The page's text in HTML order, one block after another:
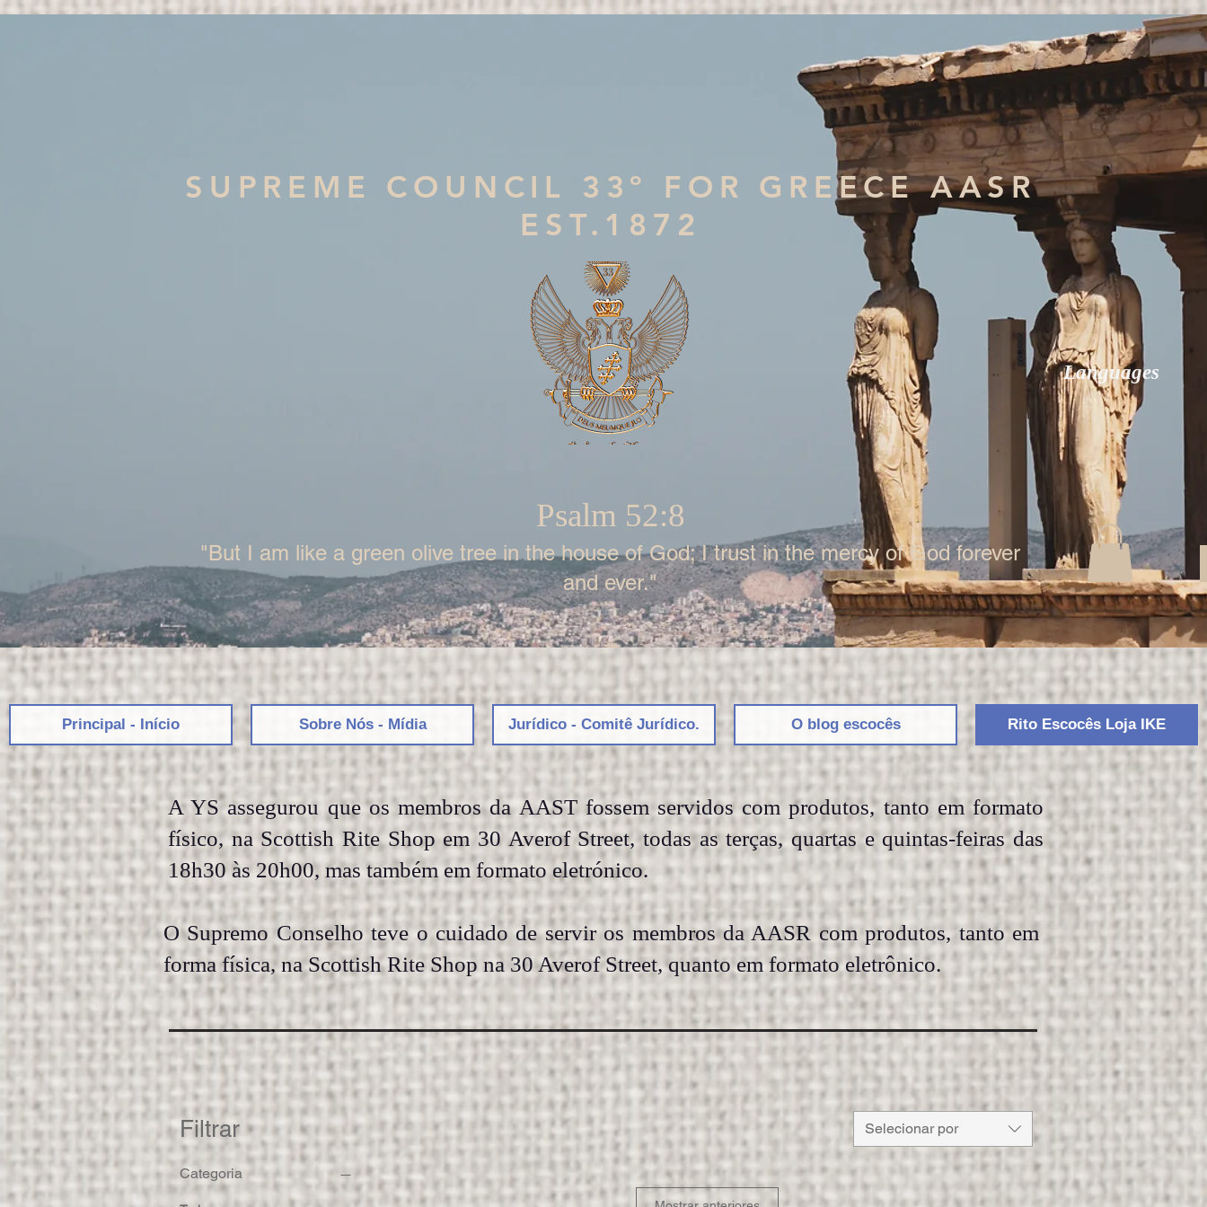
SUPREME COUNCIL 33º FOR GREECE AASR
EST.1872
Psalm 52:8
"But I am like a green olive tree in the house of God; I trust in the mercy of God forever
and ever."
Languages
Principal - Início Sobre Nós - Mídia Jurídico - Comitê Jurídico. O blog escocês Rito Escocês Loja IKE
A YS assegurou que os membros da AAST fossem servidos com produtos, tanto em formato
físico, na Scottish Rite Shop em 30 Averof Street, todas as terças, quartas e quintas-feiras das
18h30 às 20h00, mas também em formato eletrónico.
O Supremo Conselho teve o cuidado de servir os membros da AASR com produtos, tanto em
forma física, na Scottish Rite Shop na 30 Averof Street, quanto em formato eletrônico.
Filtrar
Categoria
Selecionar por